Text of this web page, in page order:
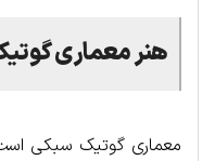
هنر معماری
معماری گوتیک سبکی